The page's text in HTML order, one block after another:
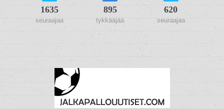
1635
seuraajaa
895
tykkääjää
620
seuraajaa